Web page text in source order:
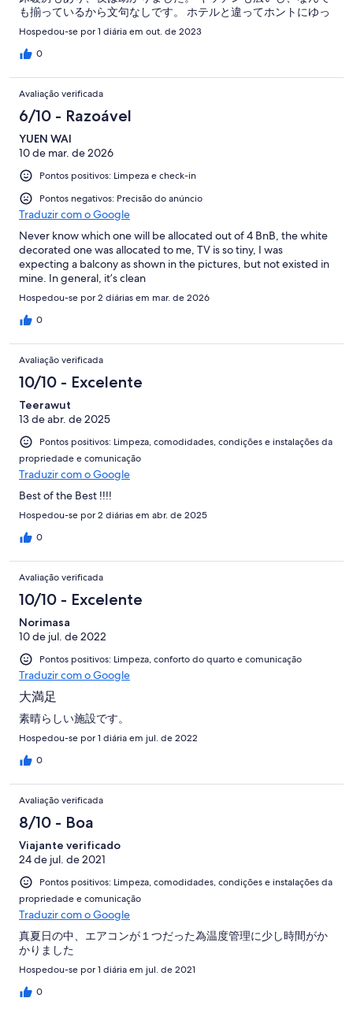
も揃っているから文句なしです。 ホテルと違ってホントにゆっ
くりくつろげて、みんな大満足でした。 もー次からは白馬に来
たら他には泊まれないくらいの満足度です
Hospedou-se por 1 diária em out. de 2023
0
Avaliação verificada
6/10 - Razoável
YUEN WAI
10 de mar. de 2026
Pontos positivos: Limpeza e check-in
Pontos negativos: Precisão do anúncio
Traduzir com o Google
Never know which one will be allocated out of 4 BnB, the white
decorated one was allocated to me, TV is so tiny, I was
expecting a balcony as shown in the pictures, but not existed in
mine. In general, it’s clean
Hospedou-se por 2 diárias em mar. de 2026
0
Avaliação verificada
10/10 - Excelente
Teerawut
13 de abr. de 2025
Pontos positivos: Limpeza, comodidades, condições e instalações da
propriedade e comunicação
Traduzir com o Google
Best of the Best !!!!
Hospedou-se por 2 diárias em abr. de 2025
0
Avaliação verificada
10/10 - Excelente
Norimasa
10 de jul. de 2022
Pontos positivos: Limpeza, conforto do quarto e comunicação
Traduzir com o Google
大満足
素晴らしい施設です。
Hospedou-se por 1 diária em jul. de 2022
0
Avaliação verificada
8/10 - Boa
Viajante verificado
24 de jul. de 2021
Pontos positivos: Limpeza, comodidades, condições e instalações da
propriedade e comunicação
Traduzir com o Google
真夏日の中、エアコンが１つだった為温度管理に少し時間がか
かりました
Hospedou-se por 1 diária em jul. de 2021
0